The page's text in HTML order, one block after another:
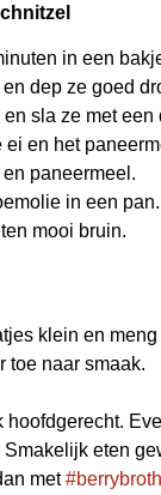
in een
dep ze goed
sla ze met een
en het
paneermeel.
in een pan.
mooi bruin.
klein en
toe naar smaak.
eten
met